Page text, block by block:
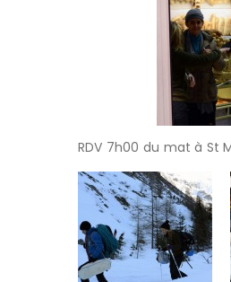
RDV 7h00 du mat à St